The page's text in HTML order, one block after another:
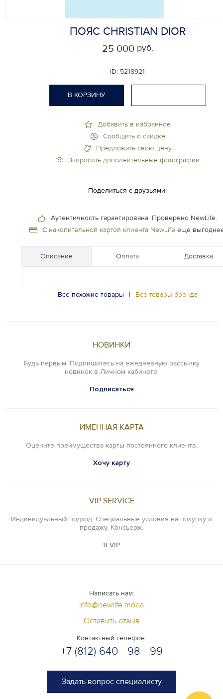
ПОЯС CHRISTIAN DIOR
ID: 5218921
25 000 руб.
Добавить в избранное
Сообщить о скидке
Предложить свою цену
Запросить дополнительные фотографии
В КОРЗИНУ
Поделиться с друзьями:
Аутентичность гарантирована. Проверено NewLife.
С накопительной картой клиента NewLifeеще
Описание Оплата Доставка
Все похожие товары | Все товары бренда
НОВИНКИ
Будь первым. Подпишитесь на ежедневную рассылку
новинок в Личном кабинете.
Подписаться
ИМЕННАЯ КАРТА
Оцените преимущества карты постоянного клиента.
Хочу карту
VIP SERVICE
Индивидуальный подход. Специальные условия на покупку и
продажу. Консьерж.
Я VIP
Написать нам:
info@newlife.moda
Оставить отзыв
Контактный телефон:
+7 (812) 640 - 98 - 99
Задать вопрос специалисту